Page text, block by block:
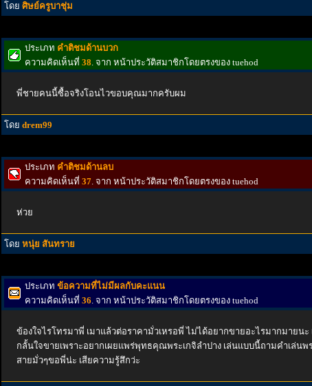
โดย ศิษย์ครูบาชุ่ม
ประเภท คำติชมด้านบวก
ความคิดเห็นที่ 38. จาก หน้าประวัติสมาชิกโดยตรงของ tuehod
พี่ชายคนนี้ซื้อจริงโอนไวขอบคุณมากครับผม
โดย drem99
ประเภท คำติชมด้านลบ
ความคิดเห็นที่ 37. จาก หน้าประวัติสมาชิกโดยตรงของ tuehod
ห่วย
โดย หนุ่ย สันทราย
ประเภท ข้อความที่ไม่มีผลกับคะแนน
ความคิดเห็นที่ 36. จาก หน้าประวัติสมาชิกโดยตรงของ tuehod
ข้องใจไรโทรมาพี่ เมาแล้วต่อราคามั่วเหรอพี่ ไม่ได้อยากขายอะไรมากมายน
กลั้นใจขายเพราะอยากเผยแพร่พุทธคุณพระเกจิลำปาง เล่นแบบนี้ถามคำเล่นพ
สายมั่วๆขอพี่น่ะ เสียความรู้สึกว่ะ